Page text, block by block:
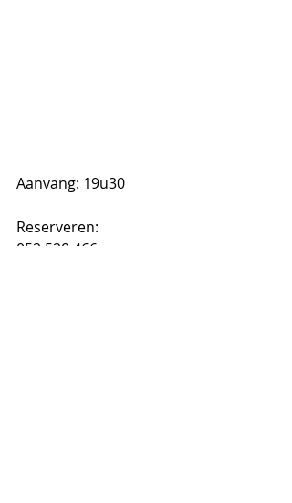
Aanvang: 19u30
Reserveren:
052 520 466